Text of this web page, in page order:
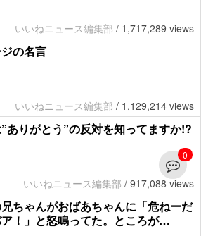
0
いいねニュース編集部 / 1,717,289 views
ジの名言
いいねニュース編集部 / 1,129,214 views
ありがとう”の反対を知ってますか!?
いいねニュース編集部 / 917,088 views
ちゃんがおばあちゃんに「危ねーだ
！」と怒鳴ってた。ところが…